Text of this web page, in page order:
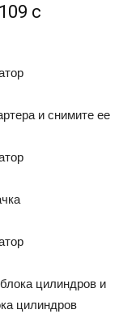
с
и снимите ее
цилиндров и
цилиндров